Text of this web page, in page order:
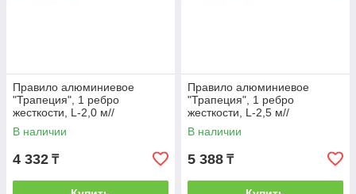
Правило алюминиевое
"Трапеция", 1 ребро
жесткости, L-2,0 м//
СИБРТЕХ/Россия
В наличии
4 332 ₸
Правило алюминиевое
"Трапеция", 1 ребро
жесткости, L-2,5 м//
СИБРТЕХ/Россия
В наличии
5 388 ₸